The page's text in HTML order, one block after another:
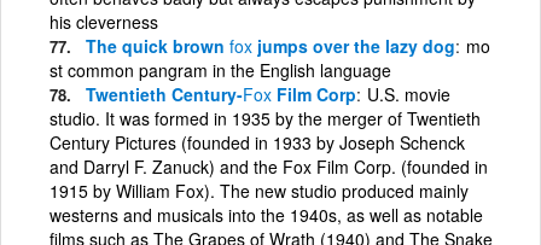
his cleverness
The quick brown fox jumps over the lazy dog mo
st common pangram in the English language
Twentieth Century-Fox Film Corp U.S. movie
studio. It was formed in 1935 by the merger of Twentieth
Century Pictures (founded in 1933 by Joseph Schenck
and Darryl F. Zanuck) and the Fox Film Corp. (founded in
1915 by William Fox). The new studio produced mainly
westerns and musicals into the 1940s, as well as notable
films such as The Grapes of Wrath (1940) and The Snake